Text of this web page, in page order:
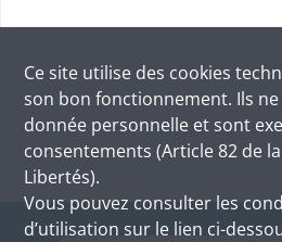
Ce site utilise des cookies
son bon fonctionnement. Ils
donnée personnelle et sont
consentements (Article 82 de
Libertés).
Vous pouvez consulter les
d’utilisation sur le lien ci-